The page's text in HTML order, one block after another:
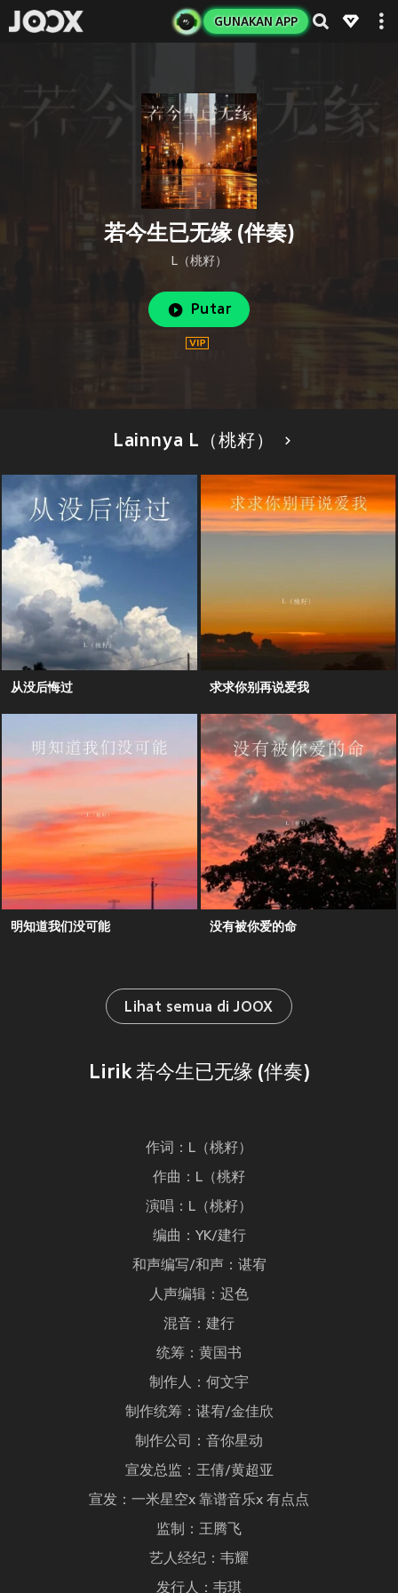
GUNAKAN APP
若今生已无缘 (伴奏)
L（桃籽）
Putar
Lainnya L（桃籽）
从没后悔过 求求你别再说爱我
明知道我们没可能 没有被你爱的命
Lihat semua di JOOX
Lirik 若今生已无缘 (伴奏)
作词：L（桃籽）
作曲：L（桃籽
演唱：L（桃籽）
编曲：YK/建行
和声编写/和声：谌宥
人声编辑：迟色
混音：建行
统筹：黄国书
制作人：何文宇
制作统筹：谌宥/金佳欣
制作公司：音你星动
宣发总监：王倩/黄超亚
宣发：一米星空x 靠谱音乐x 有点点
监制：王腾飞
艺人经纪：韦耀
发行人：韦琪